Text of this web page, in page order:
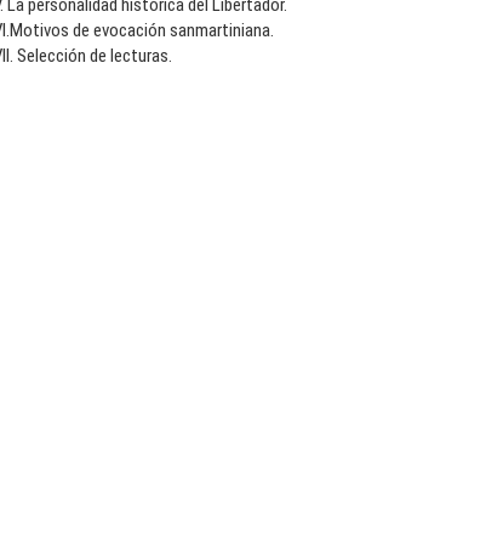
de evocación sanmartiniana.
Selección de lecturas.